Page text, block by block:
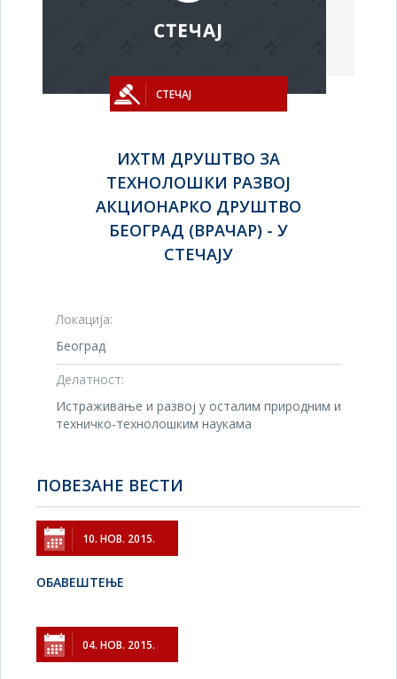
СТЕЧАЈ
ИХТМ ДРУШТВО ЗА
ТЕХНОЛОШКИ РАЗВОЈ
АКЦИОНАРКО ДРУШТВО
БЕОГРАД (ВРАЧАР) - У
СТЕЧАЈУ
Локација:
Београд
Делатност:
Истраживање и развој у осталим природним и
техничко-технолошким наукама
ПОВЕЗАНЕ ВЕСТИ
10. НОВ. 2015.
ОБАВЕШТЕЊЕ
04. НОВ. 2015.